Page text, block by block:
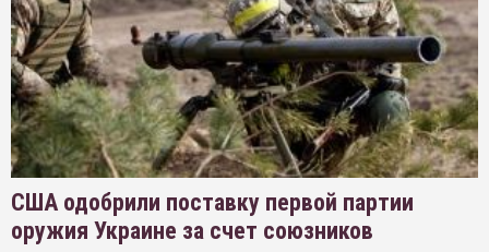
США одобрили поставку первой партии
оружия Украине за счет союзников